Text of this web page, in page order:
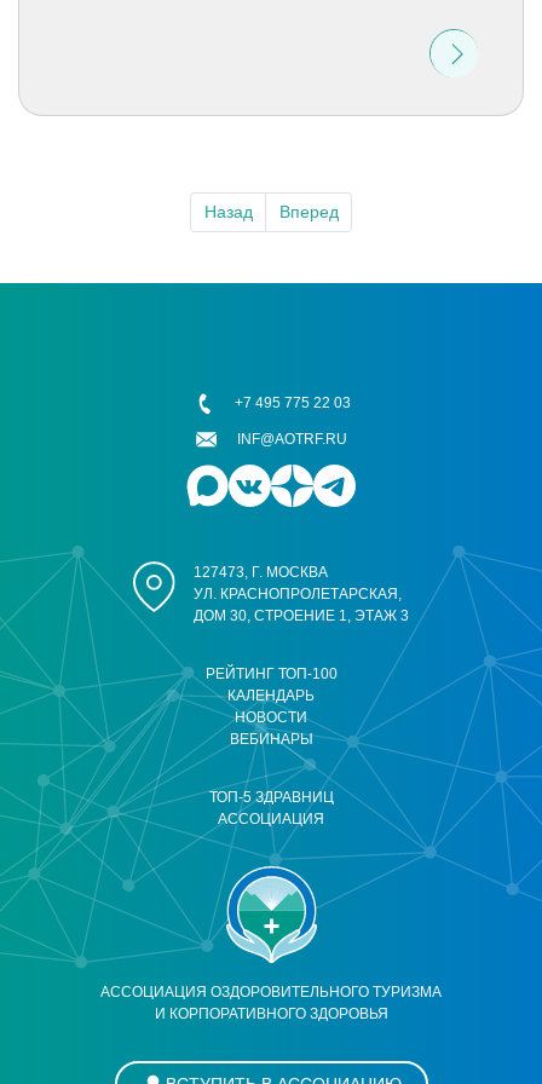
Назад Вперед
АССОЦИАЦИЯ ОЗДОРОВИТЕЛЬНОГО ТУРИЗМА
И КОРПОРАТИВНОГО ЗДОРОВЬЯ
РЕЙТИНГ ТОП-100
КАЛЕНДАРЬ
НОВОСТИ
ВЕБИНАРЫ
ТОП-5 ЗДРАВНИЦ
АССОЦИАЦИЯ
127473, Г. МОСКВА
УЛ. КРАСНОПРОЛЕТАРСКАЯ,
ДОМ 30, СТРОЕНИЕ 1, ЭТАЖ 3
+7 495 775 22 03
INF@AOTRF.RU